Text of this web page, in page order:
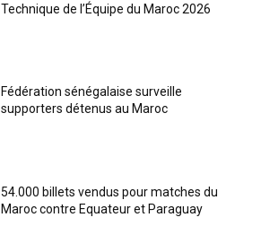
Technique de l’Équipe du Maroc 2026
Fédération sénégalaise surveille
supporters détenus au Maroc
54.000 billets vendus pour matches du
Maroc contre Equateur et Paraguay